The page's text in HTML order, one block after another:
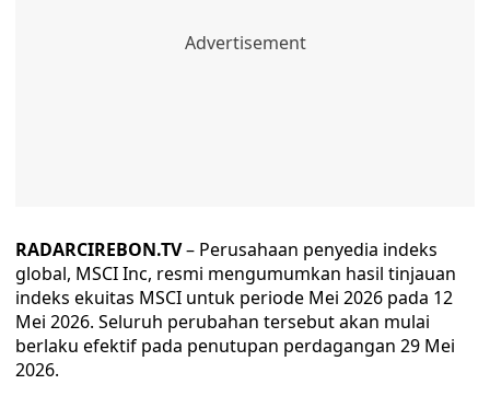
RADARCIREBON.TV– Perusahaan penyedia indeks
global, MSCI Inc, resmi mengumumkan hasil tinjauan
indeks ekuitas MSCI untuk periode Mei 2026 pada 12
Mei 2026. Seluruh perubahan tersebut akan mulai
berlaku efektif pada penutupan perdagangan 29 Mei
2026.